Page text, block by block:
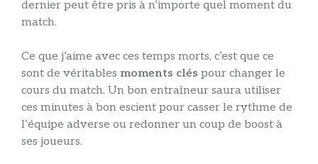
dernier peut être pris à n’importe quel moment du
match.
Ce que j’aime avec ces temps morts, c’est que ce
sont de véritables moments clés pour changer le
cours du match. Un bon entraîneur saura utiliser
ces minutes à bon escient pour casser le rythme de
l’équipe adverse ou redonner un coup de boost à
ses joueurs.